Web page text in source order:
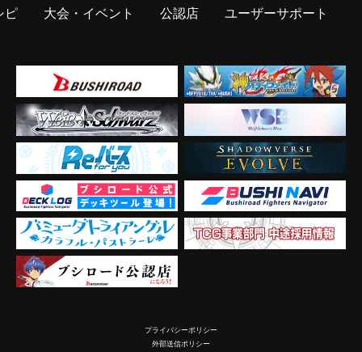
ピ
大会・イベント 公認店 ユーザーサポート
プライバシーポリシー
外部送信ポリシー